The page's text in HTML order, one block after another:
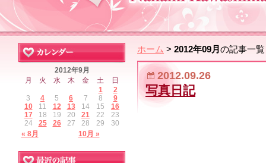
ホーム > 2012年09月 の記事一覧
2012.09.26
写真日記
2012年9月
月
火 水 木 金 土 日
« 8月 10月 »
1
2
3
4 5 6 7 8
9
10
11 12 13 14 15
16
17
18 19 20 21 22
23
24
25 26 27 28 29 30